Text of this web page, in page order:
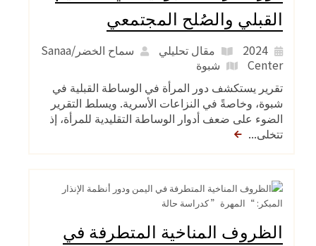
القبلي والصُلح المجتمعي
مقال تحليلي
سماح الخضر/Sanaa
Center
شبوة
تقرير يستكشف دور المرأة في الوساطة القبلية في
شبوة، وخاصةً في النزاعات الأسرية. ويسلط التقرير
الضوء على ضعف أدوار الوساطة التقليدية للمرأة، إذ
تتخلى...
الظروف المناخية المتطرفة في